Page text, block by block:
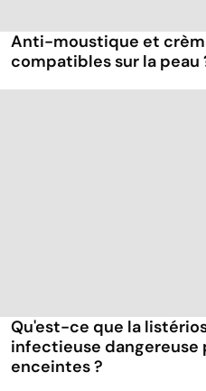
Anti-moustique et
compatibles sur la peau
Qu'est-ce que la
infectieuse dangereuse
enceintes ?